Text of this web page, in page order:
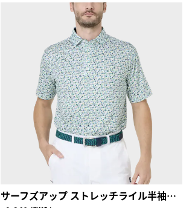
サーフズアップ ストレッチライル半袖シャツ